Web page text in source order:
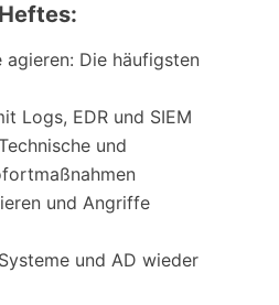
Die häufigsten
Logs, EDR und SIEM
und
und Angriffe
und AD wieder